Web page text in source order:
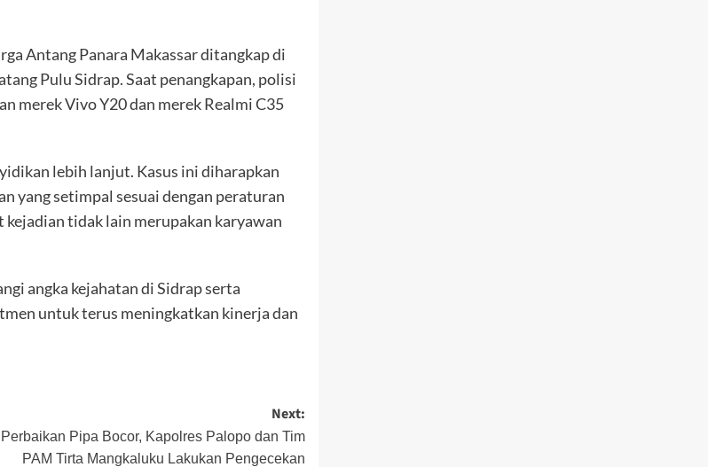
Antang Panara Makassar ditangkap di
Pulu Sidrap. Saat penangkapan, polisi
merek Vivo Y20 dan merek Realmi C35
lebih lanjut. Kasus ini diharapkan
yang setimpal sesuai dengan peraturan
kejadian tidak lain merupakan karyawan
angka kejahatan di Sidrap serta
untuk terus meningkatkan kinerja dan
Next:
Pipa Bocor, Kapolres Palopo dan Tim
PAM Tirta Mangkaluku Lakukan Pengecekan